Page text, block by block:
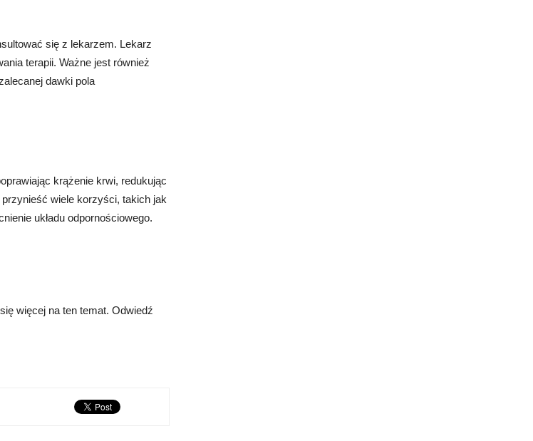
się z lekarzem. Lekarz
terapii. Ważne jest również
dawki pola
krążenie krwi, redukując
wiele korzyści, takich jak
układu odpornościowego.
więcej na ten temat. Odwiedź